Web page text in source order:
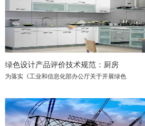
绿色设计产品评价技术规范：厨房
为落实《工业和信息化部办公厅关于开展绿色